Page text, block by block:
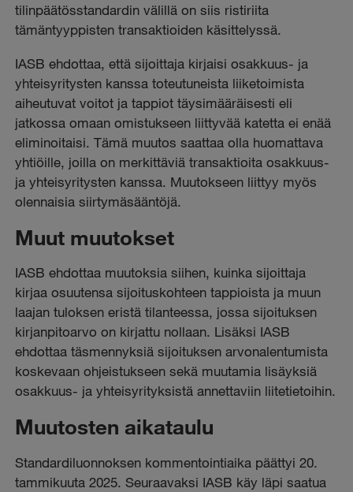
tilinpäätösstandardin välillä on siis ristiriita
tämäntyyppisten transaktioiden käsittelyssä.
IASB ehdottaa, että sijoittaja kirjaisi osakkuus- ja
yhteisyritysten kanssa toteutuneista liiketoimista
aiheutuvat voitot ja tappiot täysimääräisesti eli
jatkossa omaan omistukseen liittyvää katetta ei enää
eliminoitaisi. Tämä muutos saattaa olla huomattava
yhtiöille, joilla on merkittäviä transaktioita osakkuus-
ja yhteisyritysten kanssa. Muutokseen liittyy myös
olennaisia siirtymäsääntöjä.
Muut muutokset
IASB ehdottaa muutoksia siihen, kuinka sijoittaja
kirjaa osuutensa sijoituskohteen tappioista ja muun
laajan tuloksen eristä tilanteessa, jossa sijoituksen
kirjanpitoarvo on kirjattu nollaan. Lisäksi IASB
ehdottaa täsmennyksiä sijoituksen arvonalentumista
koskevaan ohjeistukseen sekä muutamia lisäyksiä
osakkuus- ja yhteisyrityksistä annettaviin liitetietoihin.
Muutosten aikataulu
Standardiluonnoksen kommentointiaika päättyi 20.
tammikuuta 2025. Seuraavaksi IASB käy läpi saatua